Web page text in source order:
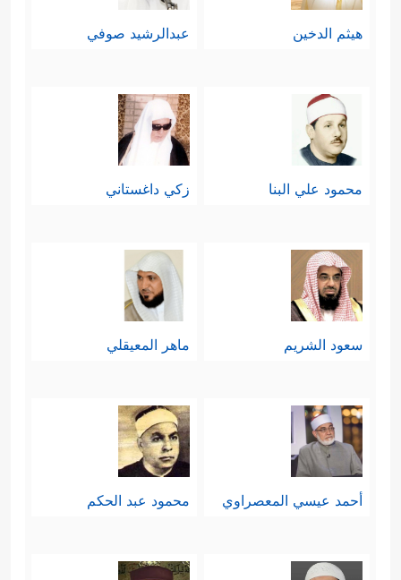
هيثم الدخين عبدالرشيد صوفي
محمود علي البنا زكي داغستاني
سعود الشريم ماهر المعيقلي
أحمد عيسي المعصراوي محمود عبد الحكم